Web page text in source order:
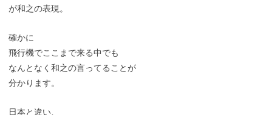
が和之の表現。
確かに
飛行機でここまで来る中でも
なんとなく和之の言ってることが
分かります。
日本と違い、